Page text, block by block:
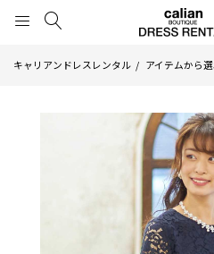
キャリアンドレスレンタル アイテムから